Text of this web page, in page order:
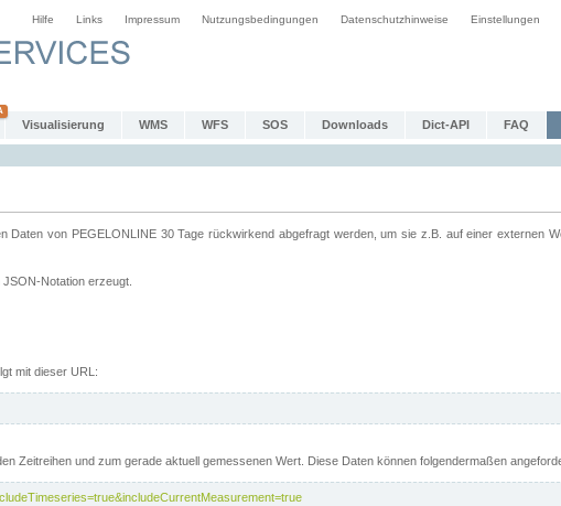
Hilfe Links Impressum Nutzungsbedingungen Datenschutzhinweise Einstellungen
Visualisierung WMS WFS SOS Downloads Dict-API FAQ
Daten von PEGELONLINE 30 Tage rückwirkend abgefragt werden, um sie z.B. auf einer externen
Notation erzeugt.
mit dieser URL:
Zeitreihen und zum gerade aktuell gemessenen Wert. Diese Daten können folgendermaßen